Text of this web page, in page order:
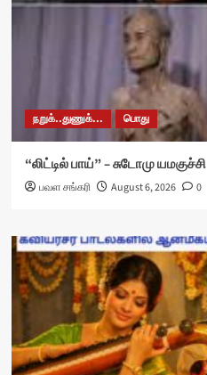
நறுக்..துணுக்... பொது
“லிட்டில் பாய்” – சுடோமு யமகுச்சி
பவள சங்கரி August 6, 2026 0